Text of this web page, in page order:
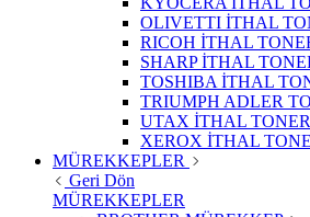
OLIVETTI İTHAL
RICOH İTHAL
SHARP İTHAL
TOSHIBA İTHAL
TRIUMPH ADLER
UTAX İTHAL TONER
XEROX İTHAL
MÜREKKEPLER
Geri Dön
MÜREKKEPLER